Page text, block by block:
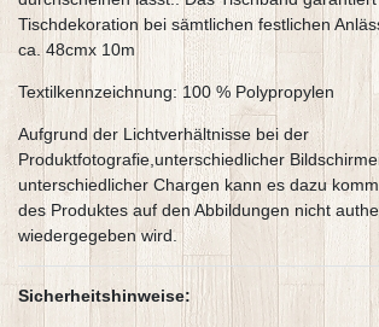
Tischdekoration bei sämtlichen festlichen
ca. 48cmx 10m
Textilkennzeichnung: 100 % Polypropylen
Aufgrund der Lichtverhältnisse bei der
Produktfotografie,unterschiedlicher
unterschiedlicher Chargen kann es dazu
des Produktes auf den Abbildungen nicht
wiedergegeben wird.
Sicherheitshinweise: